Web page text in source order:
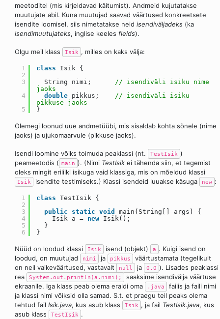
meetoditel (mis kirjeldavad käitumist). Andmeid kujutatakse
muutujate abil. Kuna muutujad saavad väärtused konkreetsete
isendite loomisel, siis nimetatakse neid isendiväljadeks (ka
isendimuutujateks, inglise keeles fields).
Olgu meil klass Isik , milles on kaks välja:
1
2
3
4
5
class
Isik {
String nimi; // isendiväli isiku nime
jaoks
double pikkus; // isendiväli isiku
pikkuse jaoks
}
Olemegi loonud uue andmetüübi, mis sisaldab kohta sõnele (nime
jaoks) ja ujukomaarvule (pikkuse jaoks).
Isendi loomine võiks toimuda peaklassi (nt. TestIsik )
peameetodis ( main ). (Nimi TestIsik ei tähenda siin, et tegemist
oleks mingit eriliiki isikuga vaid klassiga, mis on mõeldud klassi
Isik isendite testimiseks.) Klassi isendeid luuakse käsuga new :
1
2
3
4
5
6
class TestIsik {
public
static void
main(String[] args) {
Isik a = new Isik();
}
}
Nüüd on loodud klassi Isik isend (objekt) a . Kuigi isend on
loodud, on muutujad
nimi ja pikkus
väärtustamata (tegelikult
on neil vaikeväärtused, vastavalt
null ja 0.0 ). Lisades peaklassi
rea
System.out.println(a.nimi);
saaksime isendivälja väärtuse
ekraanile. Iga klass peab olema eraldi oma
.java
failis ja faili nimi
ja klassi nimi võiksid olla samad. S.t. et praegu teil peaks olema
tehtud fail Isik.java, kus asub klass Isik , ja fail TestIsik.java, kus
asub klass
TestIsik .